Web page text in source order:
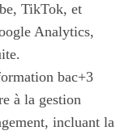
TikTok, et
Analytics,
bac+3
à la gestion
incluant la